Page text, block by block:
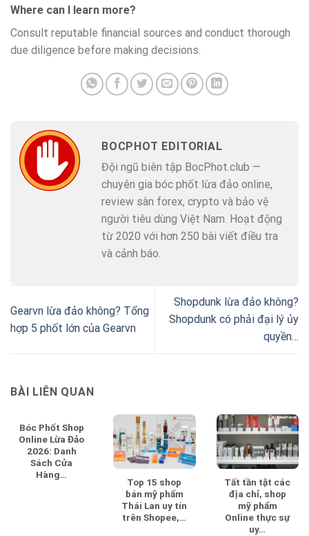
Where can I learn more?
Consult reputable financial sources and conduct thorough
due diligence before making decisions.
BOCPHOT EDITORIAL
Đội ngũ biên tập BocPhot.club —
chuyên gia bóc phốt lừa đảo online,
review sàn forex, crypto và bảo vệ
người tiêu dùng Việt Nam. Hoạt động
từ 2020 với hơn 250 bài viết điều tra
và cảnh báo.
Gearvn lừa đảo không? Tổng
hợp 5 phốt lớn của Gearvn
Shopdunk lừa đảo không?
Shopdunk có phải đại lý ủy
quyền…
BÀI LIÊN QUAN
Bóc Phốt Shop
Online Lừa Đảo
2026: Danh
Sách Cửa
Hàng…
Top 15 shop
bán mỹ phẩm
Thái Lan uy tín
trên Shopee,…
Tất tần tật các
địa chỉ, shop
mỹ phẩm
Online thực sự
uy…